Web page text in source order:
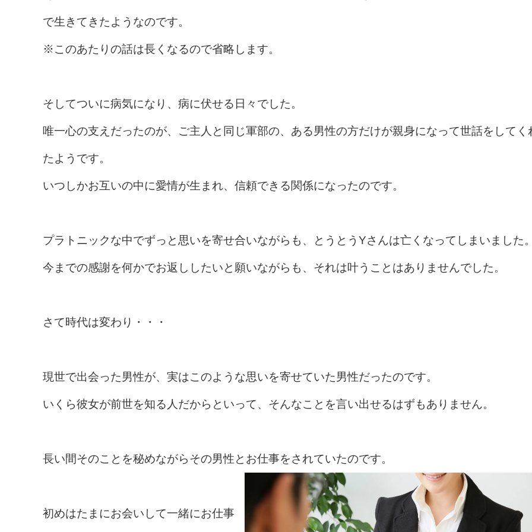
で生きてきたようなのです。
※このあたりの話は長くなるので省略します。
そしてついに病気になり、病に伏せる日々でした。
唯一心の支えだったのが、ご主人と同じ軍部の、ある男性の方だけが親身になって世話をしてく
たようです。
いつしかお互いの中に愛情が生まれ、信頼できる関係になったのです。
プラトニックな中でずっと思いを寄せ合いながらも、とうとうYさんは亡くなってしまいました
今までの感謝を何かでお返ししたいと願いながらも、それは叶うことはありませんでした。
さて時代は変わり・・・
現世で出会った男性が、実はこのような思いを寄せていた男性だったのです。
いくら彼女が前世を知る人だからといって、そんなことを言い出せるはずもありません。
長い間そのことを秘めながらその男性とお仕事をされていたのです。
初めはたまにお会いして一緒にお仕事